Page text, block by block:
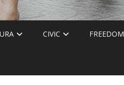
CIVIC FREEDOM